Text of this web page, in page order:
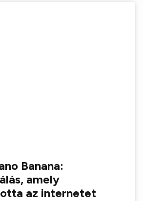
Banana:
amely
az internetet